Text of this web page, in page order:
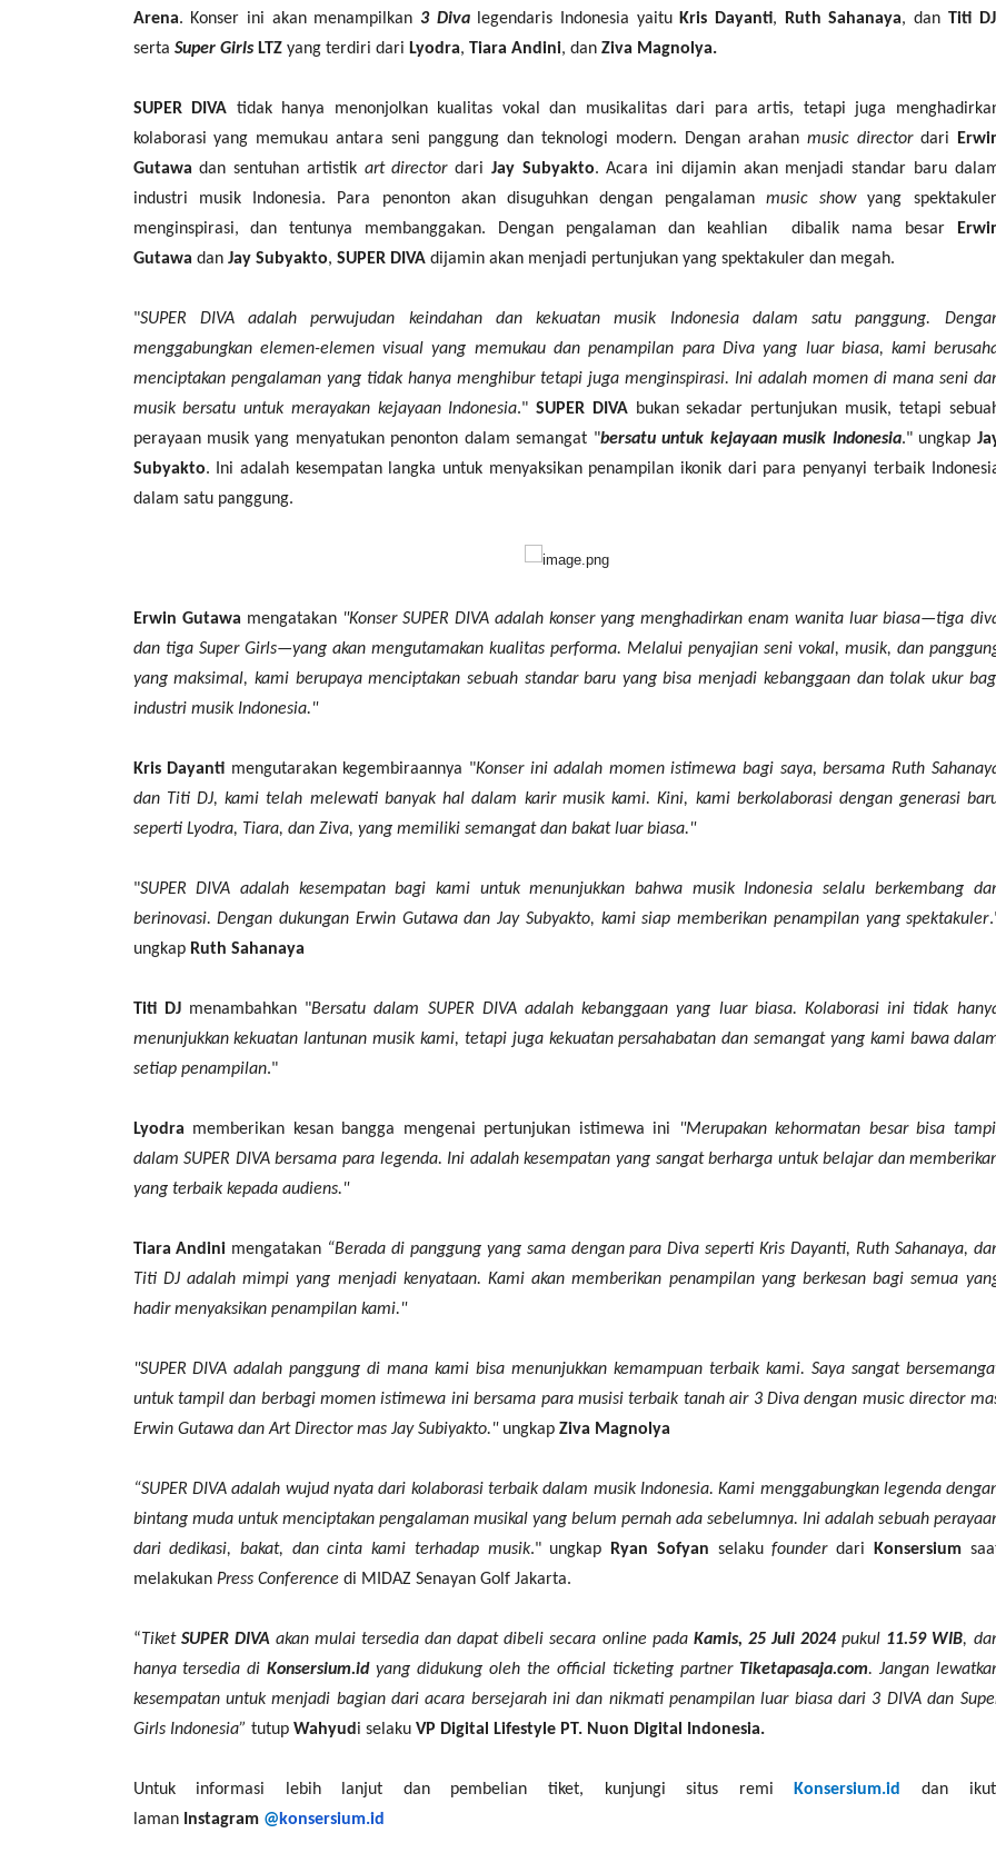
Arena. Konser ini akan menampilkan 3 Divalegendaris Indonesia yaitu Kris Dayanti, Ruth Sahanaya, dan Titi DJ
serta Super Girls LTZyang terdiri dari Lyodra, Tiara Andini, danZiva Magnolya.
SUPER DIVA tidak hanya menonjolkan kualitas vokal dan musikalitas dari para artis, tetapi juga
kolaborasi yang memukau antara seni panggung dan teknologi modern. Dengan arahan music directordari
Gutawa dan sentuhan artistik art director dari Jay Subyakto. Acara ini dijamin akan menjadi standar baru
industri musik Indonesia. Para penonton akan disuguhkan dengan pengalaman music showyang
menginspirasi, dan tentunya membanggakan. Dengan pengalaman dan keahlian dibalik nama besar
Gutawa dan Jay Subyakto, SUPER DIVAdijamin akan menjadi pertunjukan yang spektakuler dan megah.
"SUPER DIVA adalah perwujudan keindahan dan kekuatan musik Indonesia dalam satu panggung.
menggabungkan elemen-elemen visual yang memukau dan penampilan para Diva yang luar biasa, kami
menciptakan pengalaman yang tidak hanya menghibur tetapi juga menginspirasi. Ini adalah momen di mana seni
musik bersatu untuk merayakan kejayaan Indonesia."SUPER DIVAbukan sekadar pertunjukan musik, tetapi
perayaan musik yang menyatukan penonton dalam semangat "bersatu untuk kejayaan musik Indonesia." ungkap
Subyakto. Ini adalah kesempatan langka untuk menyaksikan penampilan ikonik dari para penyanyi terbaik
dalam satu panggung.
Erwin Gutawa mengatakan "Konser SUPER DIVA adalah konser yang menghadirkan enam wanita luar biasa—tiga
dan tiga Super Girls—yang akan mengutamakan kualitas performa. Melalui penyajian seni vokal, musik, dan
yang maksimal, kami berupaya menciptakan sebuah standar baru yang bisa menjadi kebanggaan dan tolak ukur
industri musik Indonesia."
Kris Dayanti mengutarakan kegembiraannya "Konser ini adalah momen istimewa bagi saya, bersama Ruth
dan Titi DJ, kami telah melewati banyak hal dalam karir musik kami. Kini, kami berkolaborasi dengan generasi
seperti Lyodra, Tiara, dan Ziva, yang memiliki semangat dan bakat luar biasa."
"SUPER DIVA adalah kesempatan bagi kami untuk menunjukkan bahwa musik Indonesia selalu berkembang
berinovasi. Dengan dukungan Erwin Gutawa dan Jay Subyakto, kami siap memberikan penampilan yang spektakuler
ungkap Ruth Sahanaya
Titi DJmenambahkan "Bersatu dalam SUPER DIVA adalah kebanggaan yang luar biasa. Kolaborasi ini tidak
menunjukkan kekuatan lantunan musik kami, tetapi juga kekuatan persahabatan dan semangat yang kami bawa
setiap penampilan."
Lyodra memberikan kesan bangga mengenai pertunjukan istimewa ini
"Merupakan kehormatan besar bisa
dalam SUPER DIVA bersama para legenda. Ini adalah kesempatan yang sangat berharga untuk belajar dan
yang terbaik kepada audiens."
Tiara Andini mengatakan “Berada di panggung yang sama dengan para Diva seperti Kris Dayanti, Ruth Sahanaya,
Titi DJ adalah mimpi yang menjadi kenyataan. Kami akan memberikan penampilan yang berkesan bagi semua
hadir menyaksikan penampilan kami."
"SUPER DIVA adalah panggung di mana kami bisa menunjukkan kemampuan terbaik kami. Saya sangat
untuk tampil dan berbagi momen istimewa ini bersama para musisi terbaik tanah air 3 Diva dengan music director
Erwin Gutawa dan Art Director mas Jay Subiyakto." ungkap Ziva Magnolya
“SUPER DIVA adalah wujud nyata dari kolaborasi terbaik dalam musik Indonesia. Kami menggabungkan legenda
bintang muda untuk menciptakan pengalaman musikal yang belum pernah ada sebelumnya. Ini adalah sebuah
dari dedikasi, bakat, dan cinta kami terhadap musik." ungkap Ryan Sofyan selakufounderdari Konsersium
melakukan Press Conferencedi MIDAZ Senayan Golf Jakarta.
“Tiket SUPER DIVAakan mulai tersedia dan dapat dibeli secara online pada Kamis, 25 Juli 2024 pukul 11.59 WIB,
hanya tersedia diKonsersium.idyang didukung oleh the official ticketing partner Tiketapasaja.com. Jangan
kesempatan untuk menjadi bagian dari acara bersejarah ini dan nikmati penampilan luar biasa dari 3 DIVA dan
Girls Indonesia” tutup Wahyud i selaku VP Digital Lifestyle PT. Nuon Digital Indonesia.
Untuk informasi lebih lanjut dan pembelian tiket, kunjungi situs remi Konsersium.id
dan
lamanInstagram @konsersium.id